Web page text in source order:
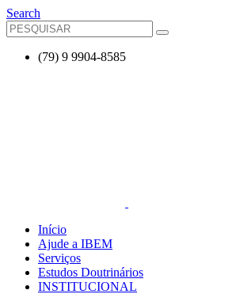
Search
(79) 9 9904-8585
Início
Ajude a IBEM
Serviços
Estudos Doutrinários
INSTITUCIONAL